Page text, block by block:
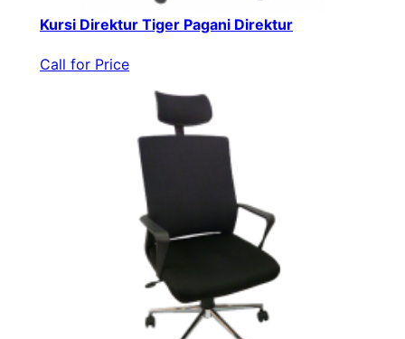
Kursi Direktur Tiger Pagani Direktur
Call for Price